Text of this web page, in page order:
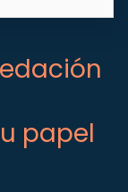
papel